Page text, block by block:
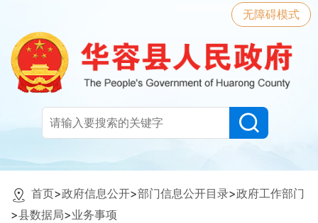
无障碍模式
首页>政府信息公开>部门信息公开目录>政府工作部门
>县数据局>业务事项